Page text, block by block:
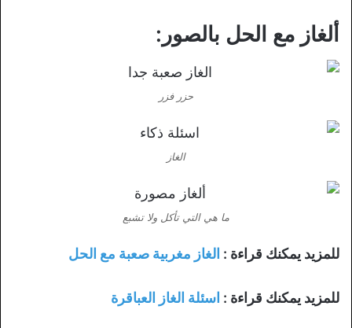
ألغاز مع الحل بالصور:
حزر فزر
الغاز
ما هي التي تأكل ولا تشبع
للمزيد يمكنك قراءة : الغاز مغربية صعبة مع الحل
للمزيد يمكنك قراءة : اسئلة الغاز العباقرة